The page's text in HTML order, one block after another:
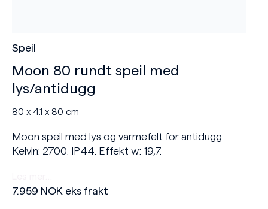
Speil
Moon 80 rundt speil med
lys/antidugg
80 x 4.1 x 80 cm
Moon speil med lys og varmefelt for antidugg.
Kelvin: 2700. IP44. Effekt w: 19,7.
7.959 NOK eks frakt